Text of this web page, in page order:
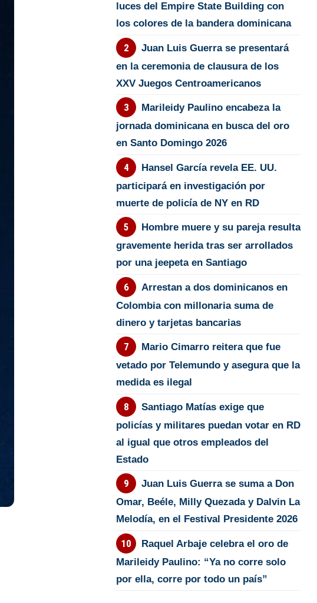
luces del Empire State Building con
los colores de la bandera dominicana
Juan Luis Guerra se presentará
en la ceremonia de clausura de los
XXV Juegos Centroamericanos
Marileidy Paulino encabeza la
jornada dominicana en busca del oro
en Santo Domingo 2026
Hansel García revela EE. UU.
participará en investigación por
muerte de policía de NY en RD
Hombre muere y su pareja resulta
gravemente herida tras ser arrollados
por una jeepeta en Santiago
Arrestan a dos dominicanos en
Colombia con millonaria suma de
dinero y tarjetas bancarias
Mario Cimarro reitera que fue
vetado por Telemundo y asegura que la
medida es ilegal
Santiago Matías exige que
policías y militares puedan votar en RD
al igual que otros empleados del
Estado
Juan Luis Guerra se suma a Don
Omar, Beéle, Milly Quezada y Dalvin La
Melodía, en el Festival Presidente 2026
Raquel Arbaje celebra el oro de
Marileidy Paulino: “Ya no corre solo
por ella, corre por todo un país”